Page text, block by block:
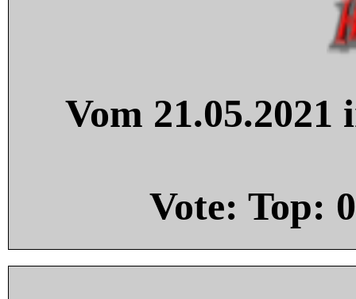
Vom
Vote: Top: 0